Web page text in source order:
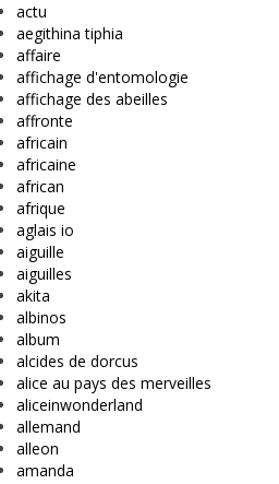
actu
aegithina tiphia
affaire
affichage d'entomologie
affichage des abeilles
affronte
africain
africaine
african
afrique
aglais io
aiguille
aiguilles
akita
albinos
album
alcides de dorcus
alice au pays des merveilles
aliceinwonderland
allemand
alleon
amanda